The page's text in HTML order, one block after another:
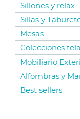
Sillones y relax
Sillas y
Mesas
Colecciones
Mobiliario
Alfombras y
Best sellers